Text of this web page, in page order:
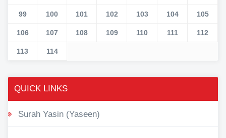
99 100 101 102 103 104 105
106 107 108 109 110 111 112
113 114
QUICK LINKS
Surah Yasin (Yaseen)